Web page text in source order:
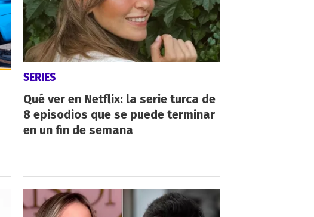
SERIES
Qué ver en Netflix: la serie turca de
8 episodios que se puede terminar
en un fin de semana